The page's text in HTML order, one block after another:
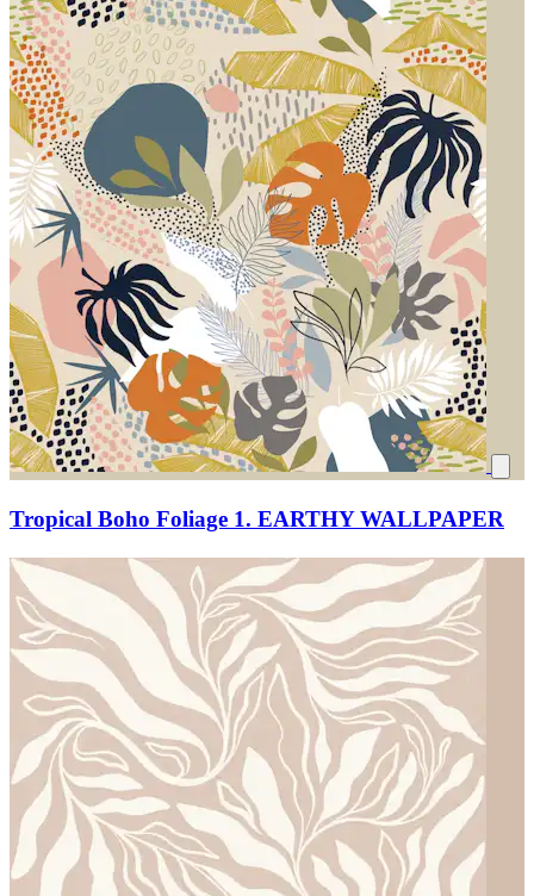
Tropical Boho Foliage 1. EARTHY WALLPAPER